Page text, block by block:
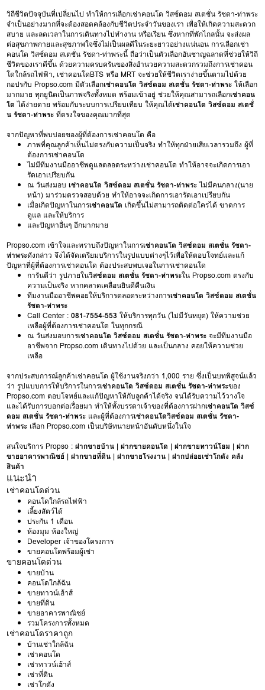
วิถีชีวิตปัจจุบันที่เปลี่ยนไป ทำให้การเลือกเช่าคอนโด วิสซ์ดอม สเตชั่น รัชดา-ท่าพระ
จำเป็นอย่างมากที่จะต้องสอดคล้องกับชีวิตประจำวันของเรา เพื่อให้เกิดความสะดวก
สบาย และลดเวลาในการเดินทางไปทำงาน หรือเรียน ซึ่งหากที่พักไกลนั้น จะส่งผล
ต่อสุขภาพกายและสุขภาพใจซึ่งไม่เป็นผลดีในระยะยาวอย่างแน่นอน การเลือกเช่า
คอนโด วิสซ์ดอม สเตชั่น รัชดา-ท่าพระนี้ ถือว่าเป็นตัวเลือกอันชาญฉลาดที่ช่วยให้วิถี
ชีวิตของเราดีขึ้น ด้วยความครบครันของสิ่งอำนวยความสะดวกรวมถึงการเช่าคอน
โดใกล้รถไฟฟ้า, เช่าคอนโดBTS หรือ MRT จะช่วยให้ชีวิตเราง่ายขึ้นตามไปด้วย
กอปรกับ Propso.com มีตัวเลือกเช่าคอนโด วิสซ์ดอม สเตชั่น รัชดา-ท่าพระ ให้เลือก
มากมาย ทุกยูนิตเป็นภาพจริงทั้งหมด พร้อมเข้าอยู่ ช่วยให้คุณสามารถเลือกเช่าคอน
โด ได้ง่ายดาย พร้อมกับระบบการเปรียบเทียบ ให้คุณได้เช่าคอนโด วิสซ์ดอม สเตชั่
น รัชดา-ท่าพระ ที่ตรงใจของคุณมากที่สุด
จากปัญหาที่พบบ่อยของผู้ที่ต้องการเช่าคอนโด คือ
ภาพที่คุณลูกค้าเห็นไม่ตรงกับความเป็นจริง ทำให้ทุกฝ่ายเสียเวลารวมถึง ผู้ที่
ต้องการเช่าคอนโด
ไม่มีทีมงานมืออาชีพดูแลตลอดระหว่างเช่าคอนโด ทำให้อาจจะเกิดการเอา
รัดเอาเปรียบกัน
ณ วันส่งมอบเช่าคอนโด วิสซ์ดอม สเตชั่น รัชดา-ท่าพระไม่มีคนกลาง(นาย
หน้า) มาร่วมตรวจสอบด้วย ทำให้อาจจะเกิดการเอารัดเอาเปรียบกัน
เมื่อเกิดปัญหาในการเช่าคอนโด เกิดขึ้นไม่สามารถติดต่อใครได้ ขาดการ
ดูแล และให้บริการ
และปัญหาอื่นๆ อีกมากมาย
Propso.com เข้าใจและทราบถึงปัญหาในการเช่าคอนโด วิสซ์ดอม สเตชั่น รัชดา-
ท่าพระดังกล่าว จึงได้จัดเตรียมบริการในรูปแบบต่างๆไว้เพื่อให้ตอบโจทย์และแก้
ปัญหาที่ผู้ที่ต้องการเช่าคอนโด ต้องประสบพบเจอในการเช่าคอนโด
การันตีว่า รูปภายในวิสซ์ดอม สเตชั่น รัชดา-ท่าพระใน Propso.com ตรงกับ
ความเป็นจริง หากคลาดเคลื่อนยินดีคืนเงิน
ทีมงานมืออาชีพคอยให้บริการตลอดระหว่างการเช่าคอนโด วิสซ์ดอม สเตชั่น
รัชดา-ท่าพระ
Call Center :081-7554-553 ให้บริการทุกวัน (ไม่มีวันหยุด) ให้ความช่วย
เหลือผู้ที่ต้องการเช่าคอนโด ในทุกกรณี
ณ วันส่งมอบการเช่าคอนโด วิสซ์ดอม สเตชั่น รัชดา-ท่าพระ จะมีทีมงานมือ
อาชีพจาก Propso.com เดินทางไปด้วย และเป็นกลาง คอยให้ความช่วย
เหลือ
จากประสบการณ์ลูกค้าเช่าคอนโด ผู้ใช้งานจริงกว่า 1,000 ราย ซึ่งเป็นบทพิสูจน์แล้ว
ว่า รูปแบบการให้บริการในการเช่าคอนโด วิสซ์ดอม สเตชั่น รัชดา-ท่าพระของ
Propso.com ตอบโจทย์และแก้ปัญหาให้กับลูกค้าได้จริง จนได้รับความไว้วางใจ
และได้รับการบอกต่อเรื่อยมา ทำให้ทั้งบรรดาเจ้าของที่ต้องการฝากเช่าคอนโด วิสซ์
ดอม สเตชั่น รัชดา-ท่าพระ และผู้ที่ต้องการเช่าคอนโดวิสซ์ดอม สเตชั่น รัชดา-
ท่าพระ เลือก Propso.com เป็นบริษัทนายหน้าอันดับหนึ่งในใจ
สนใจบริการ Propso :ฝากขายบ้าน |ฝากขายคอนโด |ฝากขายทาวน์โฮม |ฝาก
ขายอาคารพาณิชย์ |ฝากขายที่ดิน |ฝากขายโรงงาน |ฝากปล่อยเช่าโกดัง คลัง
สินค้า
แนะนำ
เช่าคอนโดด่วน
คอนโดใกล้รถไฟฟ้า
เลี้ยงสัตว์ได้
ประกัน 1 เดือน
ห้องมุม ห้องใหญ่
Developer เจ้าของโครงการ
ขายคอนโดพร้อมผู้เช่า
ขายคอนโดด่วน
ขายบ้าน
คอนโดใกล้ฉัน
ขายทาวน์เฮ้าส์
ขายที่ดิน
ขายอาคารพาณิชย์
รวมโครงการทั้งหมด
เช่าคอนโดราคาถูก
บ้านเช่าใกล้ฉัน
เช่าคอนโด
เช่าทาวน์เฮ้าส์
เช่าที่ดิน
เช่าโกดัง